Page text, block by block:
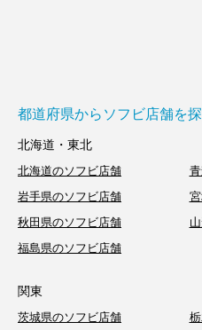
都道府県からソフビ店舗を
北海道・東北
北海道のソフビ店舗
岩手県のソフビ店舗
秋田県のソフビ店舗
福島県のソフビ店舗
関東
茨城県のソフビ店舗